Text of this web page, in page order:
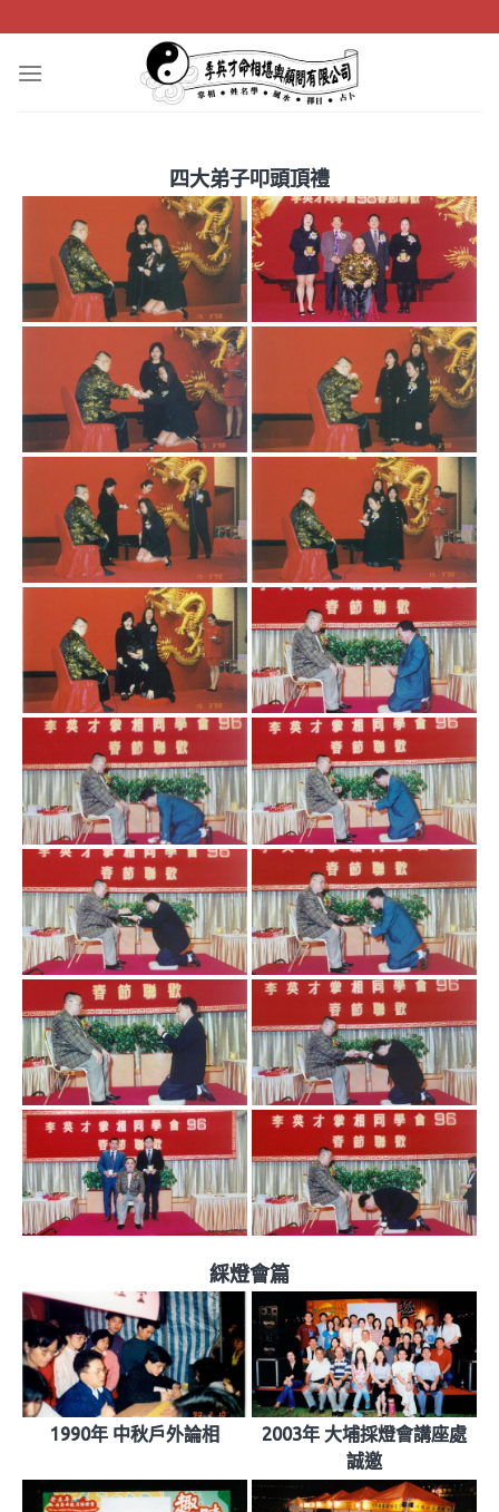
to
content
四大弟子叩頭頂禮
綵燈會篇
1990年 中秋戶外論相
2003年 大埔採燈會講座處
誠邀